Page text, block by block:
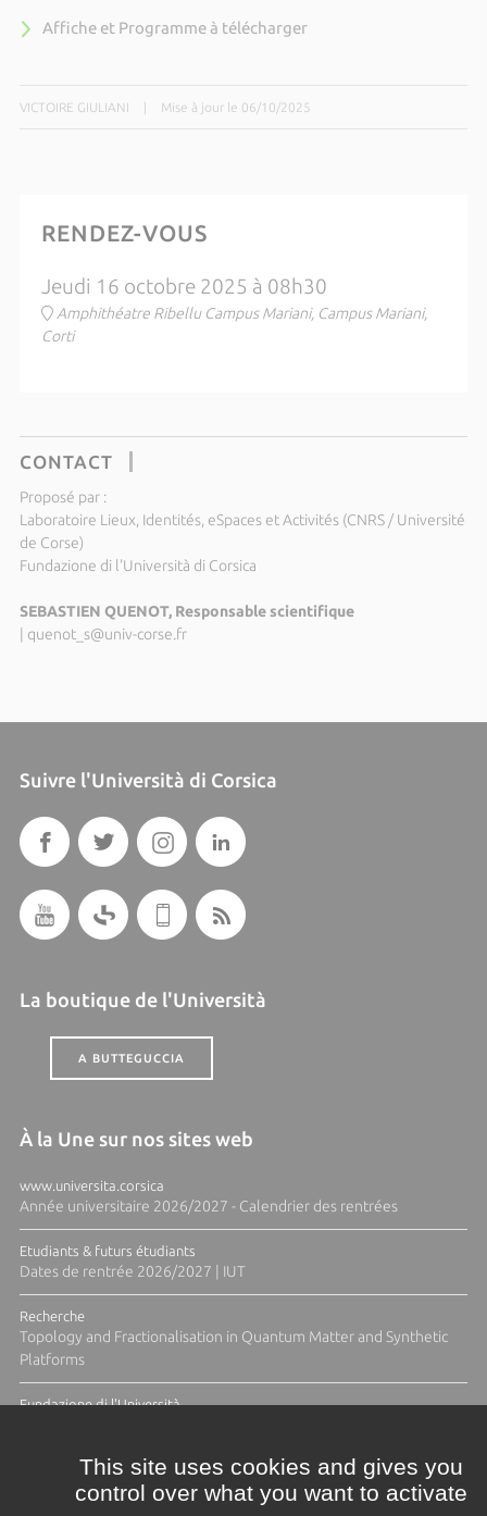
Affiche et Programme à télécharger
VICTOIRE GIULIANI Mise à jour le 06/10/2025
RENDEZ-VOUS
Jeudi 16 octobre 2025 à 08h30
Amphithéatre Ribellu Campus Mariani, Campus Mariani,
Corti
CONTACT
Proposé par :
Laboratoire Lieux, Identités, eSpaces et Activités (CNRS / Université
de Corse)
Fundazione di l'Università di Corsica
SEBASTIEN QUENOT, Responsable scientifique
| quenot_s@univ-corse.fr
Suivre l'Università di Corsica
La boutique de l'Università
A BUTTEGUCCIA
À la Une sur nos sites web
www.universita.corsica
Année universitaire 2026/2027 - Calendrier des rentrées
Etudiants & futurs étudiants
Dates de rentrée 2026/2027 | IUT
Recherche
Topology and Fractionalisation in Quantum Matter and Synthetic
Platforms
Fundazione di l'Università
This site uses cookies and gives you
control over what you want to activate